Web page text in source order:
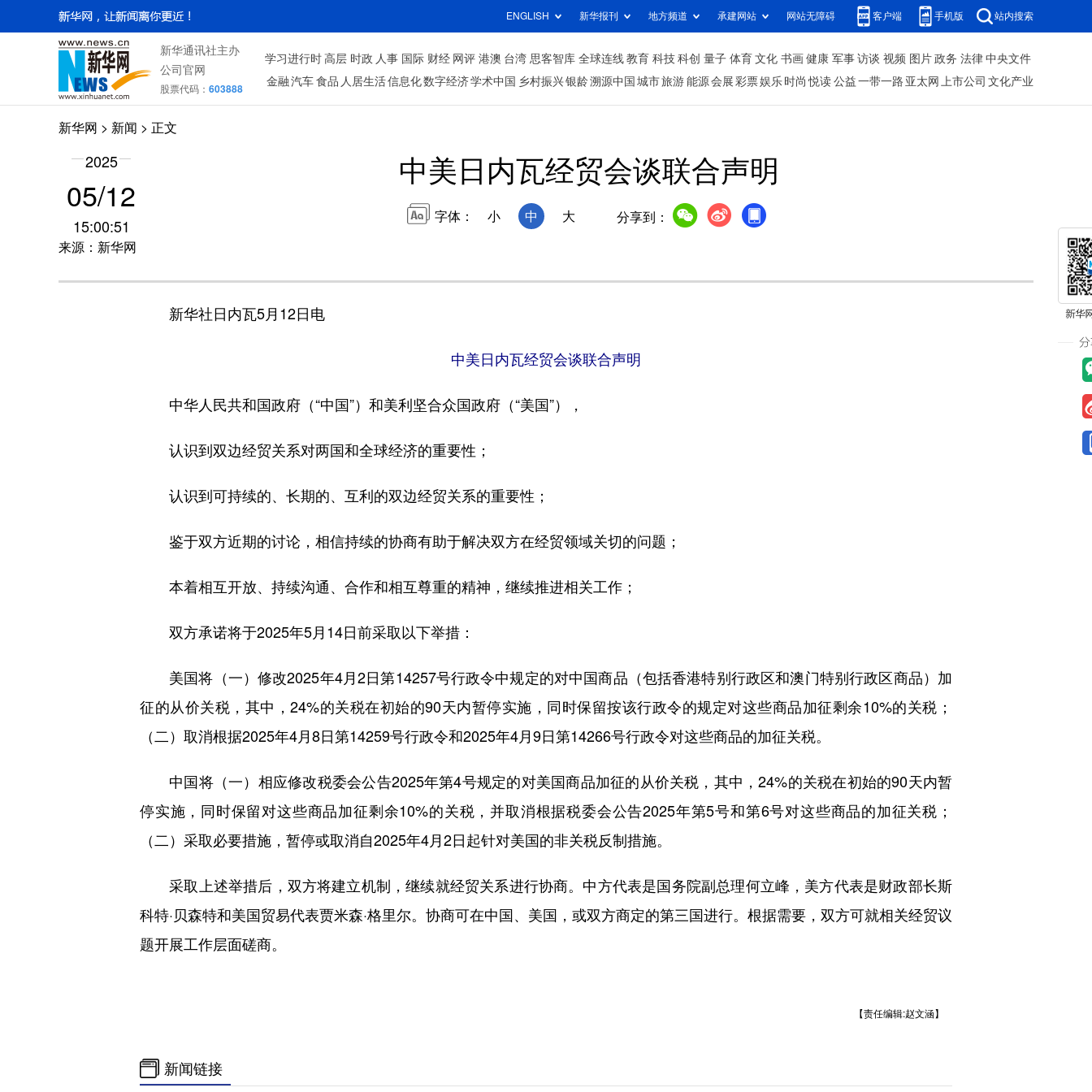
ENGLISH 新华报刊 地方频道 承建网站 网站无障碍 客户端 手机版 站内搜索
新华通讯社主办
公司官网
股票代码： 603888
学习进行时 高层 时政 人事 国际 财经 网评 港澳 台湾 思客智库 全球连线 教育 科技 科创 量子 体育 文化 书画 健康 军事 访谈 视频 图片 政务 法律 中央文件
金融 汽车 食品 人居生活信息化数字经济学术中国 乡村振兴银龄溯源中国 城市旅游 能源 会展 彩票娱乐 时尚 悦读 公益 一带一路 亚太网 上市公司 文化产业
新华网 > 新闻 > 正文
2025
05/12
15:00:51
来源：新华网
中美日内瓦经贸会谈联合声明
字体： 小 中 大 分享到：
新华社日内瓦5月12日电
中美日内瓦经贸会谈联合声明
中华人民共和国政府（“中国”）和美利坚合众国政府（“美国”），
认识到双边经贸关系对两国和全球经济的重要性；
认识到可持续的、长期的、互利的双边经贸关系的重要性；
鉴于双方近期的讨论，相信持续的协商有助于解决双方在经贸领域关切的问题；
本着相互开放、持续沟通、合作和相互尊重的精神，继续推进相关工作；
双方承诺将于2025年5月14日前采取以下举措：
美国将（一）修改2025年4月2日第14257号行政令中规定的对中国商品（包括香港特别行政区和澳门特别行政区商品）加
征的从价关税，其中，24%的关税在初始的90天内暂停实施，同时保留按该行政令的规定对这些商品加征剩余10%的关税；
（二）取消根据2025年4月8日第14259号行政令和2025年4月9日第14266号行政令对这些商品的加征关税。
中国将（一）相应修改税委会公告2025年第4号规定的对美国商品加征的从价关税，其中，24%的关税在初始的90天内暂
停实施，同时保留对这些商品加征剩余10%的关税，并取消根据税委会公告2025年第5号和第6号对这些商品的加征关税；
（二）采取必要措施，暂停或取消自2025年4月2日起针对美国的非关税反制措施。
采取上述举措后，双方将建立机制，继续就经贸关系进行协商。中方代表是国务院副总理何立峰，美方代表是财政部长斯
科特·贝森特和美国贸易代表贾米森·格里尔。协商可在中国、美国，或双方商定的第三国进行。根据需要，双方可就相关经贸议
题开展工作层面磋商。
【责任编辑:赵文涵】
新闻链接